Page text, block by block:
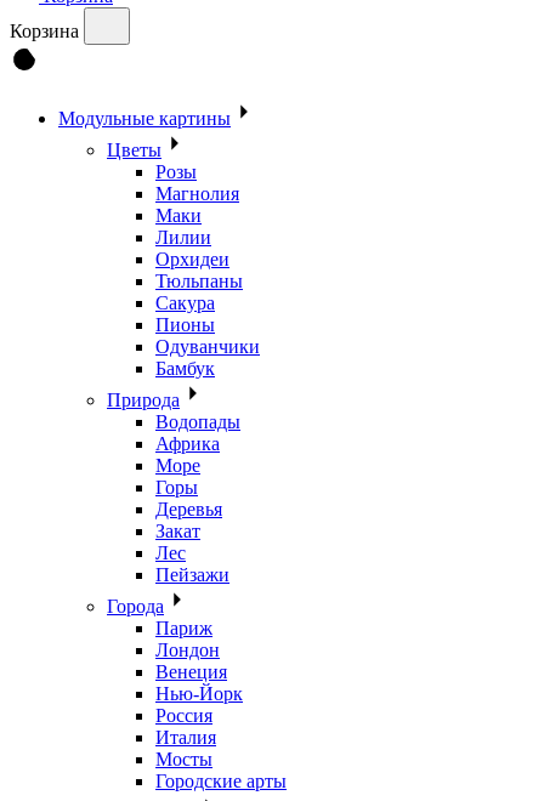
Корзина
Модульные картины
Цветы
Розы
Магнолия
Маки
Лилии
Орхидеи
Тюльпаны
Сакура
Пионы
Одуванчики
Бамбук
Природа
Водопады
Африка
Море
Горы
Деревья
Закат
Лес
Пейзажи
Города
Париж
Лондон
Венеция
Нью-Йорк
Россия
Италия
Мосты
Городские арты